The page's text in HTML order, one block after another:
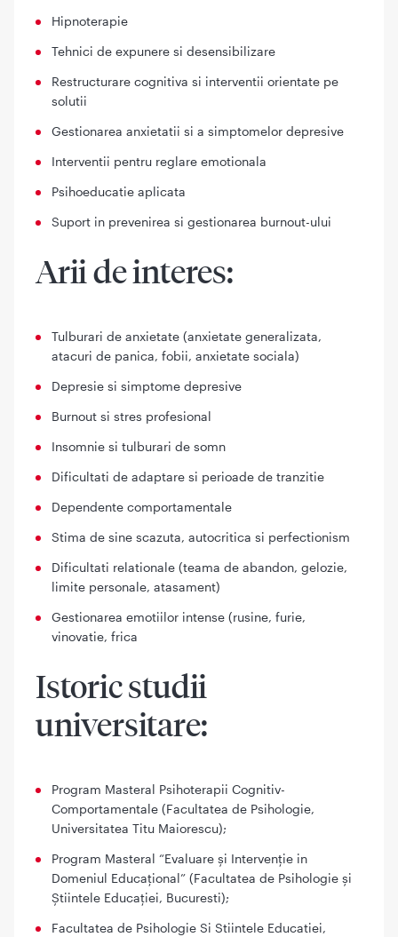
Hipnoterapie
Tehnici de expunere si desensibilizare
Restructurare cognitiva si interventii orientate pe
solutii
Gestionarea anxietatii si a simptomelor depresive
Interventii pentru reglare emotionala
Psihoeducatie aplicata
Suport in prevenirea si gestionarea burnout-ului
Arii de interes:
Tulburari de anxietate (anxietate generalizata,
atacuri de panica, fobii, anxietate sociala)
Depresie si simptome depresive
Burnout si stres profesional
Insomnie si tulburari de somn
Dificultati de adaptare si perioade de tranzitie
Dependente comportamentale
Stima de sine scazuta, autocritica si perfectionism
Dificultati relationale (teama de abandon, gelozie,
limite personale, atasament)
Gestionarea emotiilor intense (rusine, furie,
vinovatie, frica
Istoric studii
universitare:
Program Masteral Psihoterapii Cognitiv-
Comportamentale (Facultatea de Psihologie,
Universitatea Titu Maiorescu);
Program Masteral “Evaluareşi Intervenţie in
Domeniul Educaţional” (Facultatea de Psihologie şi
Ştiintele Educaţiei, Bucuresti);
Facultatea de Psihologie Si Stiintele Educatiei,